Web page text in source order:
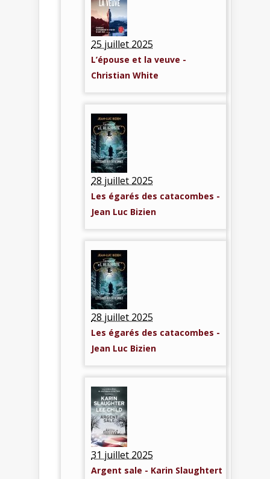
25 juillet 2025
L’épouse et la veuve -
Christian White
28 juillet 2025
Les égarés des catacombes -
Jean Luc Bizien
28 juillet 2025
Les égarés des catacombes -
Jean Luc Bizien
31 juillet 2025
Argent sale - Karin Slaughtert